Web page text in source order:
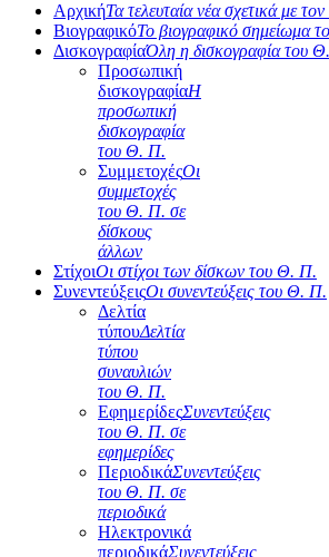
ΑρχικήΤα τελευταία νέα σχετικά με
ΒιογραφικόΤο βιογραφικό σημείωμα
ΔισκογραφίαΌλη η δισκογραφία του
Προσωπική
δισκογραφίαΗ
προσωπική
δισκογραφία
του Θ. Π.
ΣυμμετοχέςΟι
συμμετοχές
του Θ. Π. σε
δίσκους
άλλων
ΣτίχοιΟι στίχοι των δίσκων του Θ. Π.
ΣυνεντεύξειςΟι συνεντεύξεις του Θ. Π.
Δελτία
τύπουΔελτία
τύπου
συναυλιών
του Θ. Π.
ΕφημερίδεςΣυνεντεύξεις
του Θ. Π. σε
εφημερίδες
ΠεριοδικάΣυνεντεύξεις
του Θ. Π. σε
περιοδικά
Ηλεκτρονικά
περιοδικάΣυνεντεύξεις